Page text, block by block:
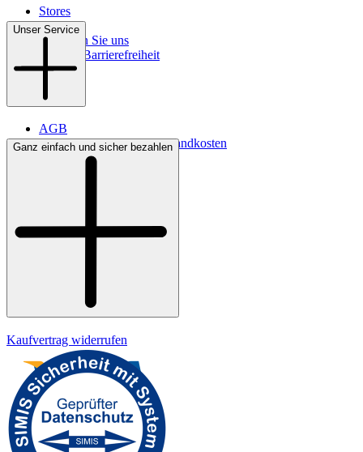
Stores
Kontakt
So finden Sie uns
Digitale Barrierefreiheit
Unser Service
AGB
Lieferbedingungen & Versandkosten
Bezahlung
Ganz einfach und sicher bezahlen
Kaufvertrag widerrufen